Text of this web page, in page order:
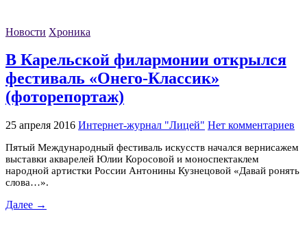
Новости Хроника
В Карельской филармонии открылся
фестиваль «Онего-Классик»
(фоторепортаж)
25 апреля 2016 Интернет-журнал "Лицей" Нет комментариев
Пятый Международный фестиваль искусств начался вернисажем
выставки акварелей Юлии Коросовой и моноспектаклем
народной артистки России Антонины Кузнецовой «Давай ронять
слова…».
Далее →